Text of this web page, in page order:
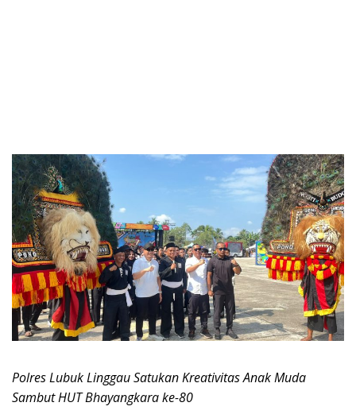
Polres Lubuk Linggau Satukan Kreativitas Anak Muda
Sambut HUT Bhayangkara ke-80